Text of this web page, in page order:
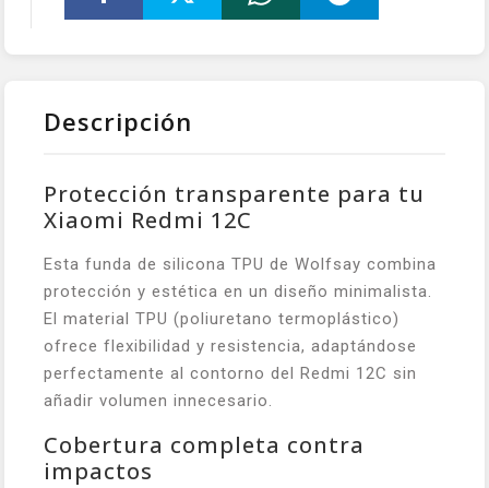
Descripción
Protección transparente para tu
Xiaomi Redmi 12C
Esta funda de silicona TPU de Wolfsay combina
protección y estética en un diseño minimalista.
El material TPU (poliuretano termoplástico)
ofrece flexibilidad y resistencia, adaptándose
perfectamente al contorno del Redmi 12C sin
añadir volumen innecesario.
Cobertura completa contra
impactos